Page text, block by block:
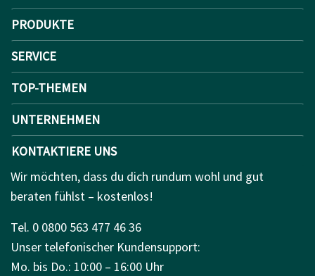
PRODUKTE
SERVICE
TOP-THEMEN
UNTERNEHMEN
KONTAKTIERE UNS
Wir möchten, dass du dich rundum wohl und gut
beraten fühlst – kostenlos!
Tel. 0 0800 563 477 46 36
Unser telefonischer Kundensupport:
Mo. bis Do.: 10:00 – 16:00 Uhr